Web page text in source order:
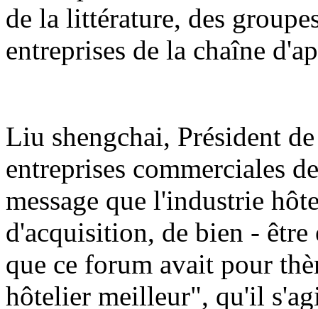
de la littérature, des
entreprises de la chaîne
Liu shengchai, Président
entreprises commerciales
message que l'industrie
d'acquisition, de bien -
que ce forum avait pour
hôtelier meilleur", qu'il